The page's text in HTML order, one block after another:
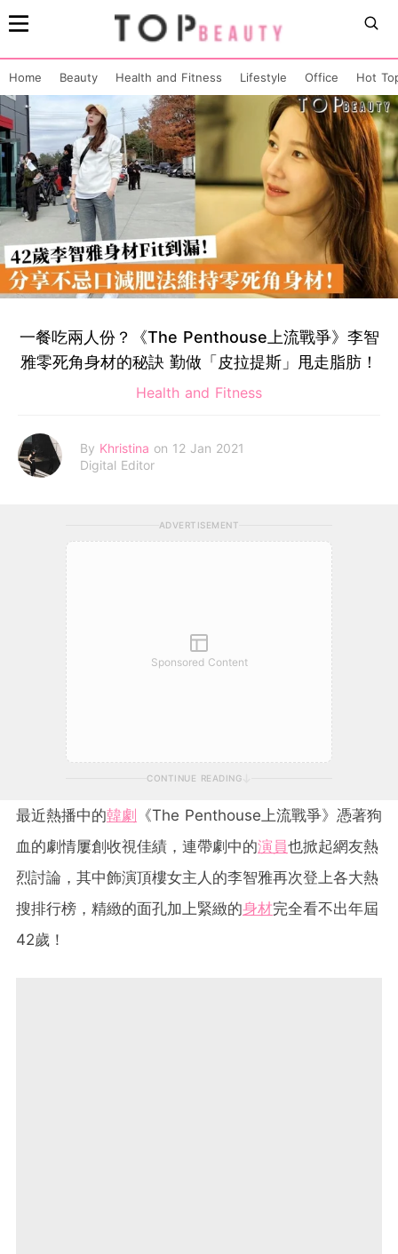
Home Beauty Health and Fitness Lifestyle Office Hot
一餐吃兩人份？《The Penthouse上流戰爭》李智
雅零死角身材的秘訣 勤做「皮拉提斯」甩走脂肪！
Health and Fitness
By Khristina on 12 Jan 2021
Digital Editor
ADVERTISEMENT
Sponsored Content
CONTINUE READING
最近熱播中的韓劇 《The Penthouse上流戰爭》憑著狗
血的劇情屢創收視佳績，連帶劇中的演員也掀起網友熱
烈討論，其中飾演頂樓女主人的李智雅再次登上各大熱
搜排行榜，精緻的面孔加上緊緻的身材完全看不出年屆
42歲！